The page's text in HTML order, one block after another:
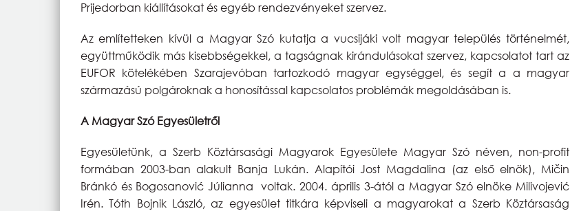
Prijedorban kiállításokat és egyéb rendezvényeket szervez.
Az említetteken kívül a Magyar Szó kutatja a vucsijáki volt magyar település történelmét,
együttműködik más kisebbségekkel, a tagságnak kirándulásokat szervez, kapcsolatot tart az
EUFOR kötelékében Szarajevóban tartozkodó magyar egységgel, és segít a a magyar
származású polgároknak a honosítással kapcsolatos problémák megoldásában is.
A Magyar Szó Egyesületről
Egyesületünk, a Szerb Köztársasági Magyarok Egyesülete Magyar Szó néven, non-profit
formában 2003-ban alakult Banja Lukán. Alapítói Jost Magdalina (az első elnök), Mičin
Bránkó és Bogosanović Júlianna voltak. 2004. április 3-ától a Magyar Szó elnöke Milivojević
Irén. Tóth Bojnik László, az egyesület titkára képviseli a magyarokat a Szerb Köztársaság